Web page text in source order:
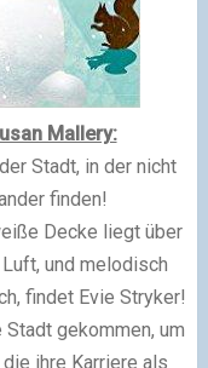
Mallery:
Stadt, in der nicht
finden!
Decke liegt über
und melodisch
findet Evie Stryker!
gekommen, um
ihre Karriere als